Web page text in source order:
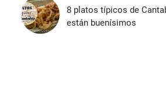
8 platos típicos de
están buenísimos